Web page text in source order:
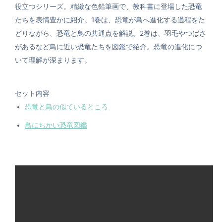
役立つシリーズ。精緻な色鉛筆画で、教科書に登場した恐竜
たちを表情豊かに紹介。1巻は、恐竜が鳥へ進化する過程をた
どりながら、恐竜と鳥の共通点を解説。2巻は、羽毛やつばさ
があるなど鳥に近い恐竜たちを図鑑で紹介。恐竜の進化につ
いて理解が深まります。
セット内容
恐竜と鳥の似ているところ
鳥にちかい恐竜図鑑